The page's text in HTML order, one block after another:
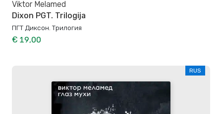
Viktor Melamed
Dixon PGT. Trilogija
ПГТ Диксон. Трилогия
€ 19,00
RUS